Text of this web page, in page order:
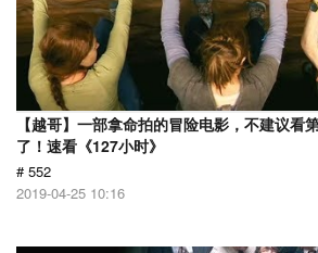
【越哥】一部拿命拍的冒险电影，不建议看
了！速看《127小时》
# 552
2019-04-25 10:16